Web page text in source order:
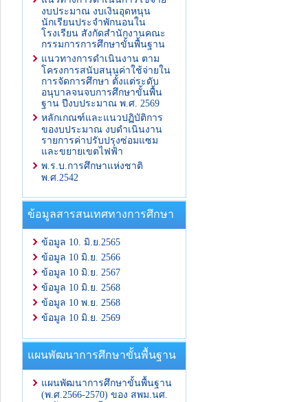
งบประมาณ งบเงินอุดหนุน
นักเรียนประจำพักนอนใน
โรงเรียน สังกัดสำนักงานคณะ
กรรมการการศึกษาขั้นพื้นฐาน
แนวทางการดำเนินงาน ตาม
โครงการสนับสนุนค่าใช้จ่ายใน
การจัดการศึกษา ตั้งแต่ระดับ
อนุบาลจนจบการศึกษาขั้นพื้น
ฐาน ปีงบประมาณ พ.ศ. 2569
หลักเกณฑ์และแนวปฏิบัติการ
ของบประมาณ งบดำเนินงาน
รายการค่าปรับปรุงซ่อมแซม
และขยายเขตไฟฟ้า
พ.ร.บ.การศึกษาแห่งชาติ
พ.ศ.2542
ข้อมูลสารสนเทศทางการศึกษา
ข้อมูล 10. มิ.ย.2565
ข้อมูล 10 มิ.ย. 2566
ข้อมูล 10 มิ.ย. 2567
ข้อมูล 10 มิ.ย. 2568
ข้อมูล 10 พ.ย. 2568
ข้อมูล 10 มิ.ย. 2569
แผนพัฒนาการศึกษาขั้นพื้นฐาน
แผนพัฒนาการศึกษาขั้นพื้นฐาน
(พ.ศ.2566-2570) ของ สพม.นศ.